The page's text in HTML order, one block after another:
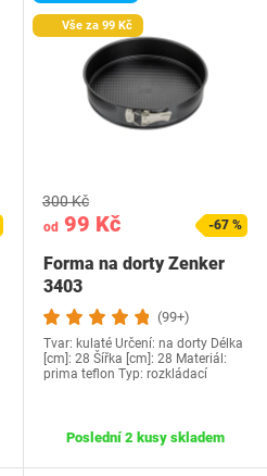
Vše za 99 Kč
od 99 Kč
300 Kč
-67 %
Forma na dorty Zenker
3403
(99+)
Tvar: kulaté Určení: na dorty Délka
[cm]: 28 Šířka [cm]: 28 Materiál:
prima teflon Typ: rozkládací
Poslední 2 kusy skladem